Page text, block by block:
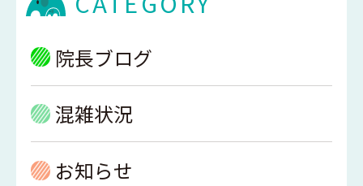
院長ブログ
混雑状況
お知らせ